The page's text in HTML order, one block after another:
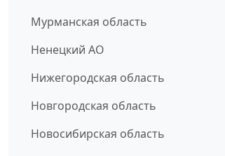
Мурманская область
Ненецкий АО
Нижегородская область
Новгородская область
Новосибирская область